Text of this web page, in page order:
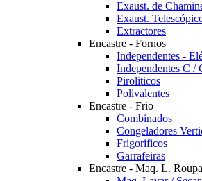
Exaust. de
Exaust.
Extractores
Encastre - Fornos
Independentes -
Independentes C /
Piroliticos
Polivalentes
Encastre - Frio
Combinados
Congeladores
Frigorificos
Garrafeiras
Encastre - Maq. L. Roupa